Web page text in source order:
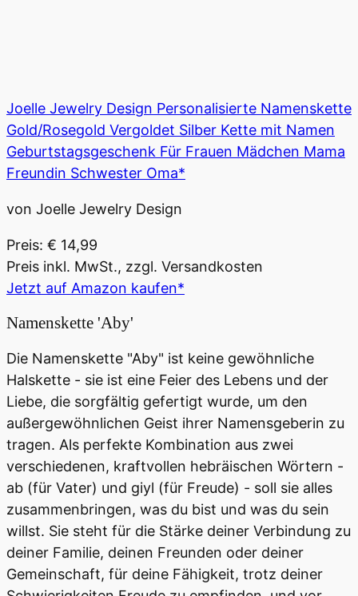
Joelle Jewelry Design Personalisierte Namenskette
Gold/Rosegold Vergoldet Silber Kette mit Namen
Geburtstagsgeschenk Für Frauen Mädchen Mama
Freundin Schwester Oma*
von Joelle Jewelry Design
Preis: € 14,99
Preis inkl. MwSt., zzgl. Versandkosten
Jetzt auf Amazon kaufen*
Namenskette 'Aby'
Die Namenskette "Aby" ist keine gewöhnliche
Halskette - sie ist eine Feier des Lebens und der
Liebe, die sorgfältig gefertigt wurde, um den
außergewöhnlichen Geist ihrer Namensgeberin zu
tragen. Als perfekte Kombination aus zwei
verschiedenen, kraftvollen hebräischen Wörtern -
ab (für Vater) und giyl (für Freude) - soll sie alles
zusammenbringen, was du bist und was du sein
willst. Sie steht für die Stärke deiner Verbindung zu
deiner Familie, deinen Freunden oder deiner
Gemeinschaft, für deine Fähigkeit, trotz deiner